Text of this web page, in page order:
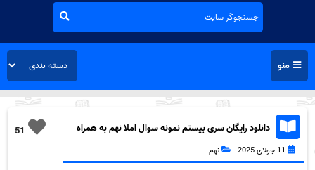
منو
51
دانلود رایگان سری بیستم نمونه سوال املا نهم به همراه
11 جولای 2025 نهم